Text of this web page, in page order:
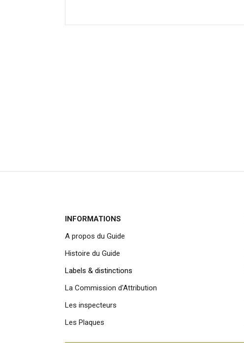
INFORMATIONS
A propos du Guide
Histoire du Guide
Labels & distinctions
La Commission d'Attribution
Les inspecteurs
Les Plaques